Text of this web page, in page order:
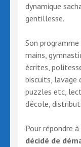
dynamique
gentillesse.
Son
mains,
écrites,
biscuits, lavage
puzzles etc,
d’école,
Pour répondre
décidé de